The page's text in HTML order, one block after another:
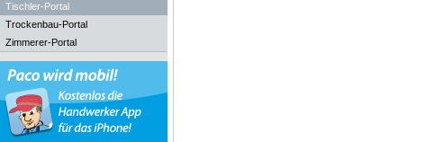
Tischler-Portal
Trockenbau-Portal
Zimmerer-Portal